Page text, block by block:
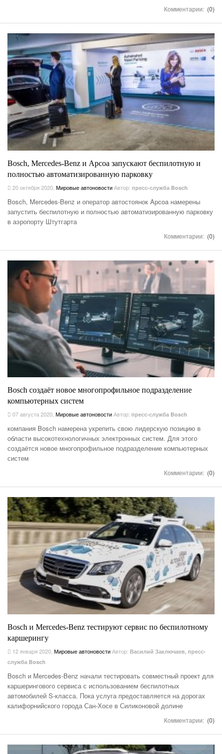
Комментарии: (0)
Bosch, Mercedes-Benz и Apcoa запускают беспилотную и
полностью автоматизированную парковку
20 октября 2020 Мировые автоновостиАвтор: пресс-служба Bosch
Bosch, Mercedes-Benz и оператор автостоянок Apcoa намерены
запустить беспилотную и полностью автоматизированную парковку
в аэропорту Штутгарта
Комментарии: (0)
Bosch создаёт новое многопрофильное подразделение
компьютерных систем
07 августа 2020, Мировые автоновостиАвтор: пресс-служба Bosch
компания Bosch намерена укрепить свою лидерскую позицию в
области высокотехнологичных электронных систем. Для этого
создаётся новое многопрофильное подразделение компьютерных
систем
Комментарии: (0)
Bosch и Mercedes-Benz тестируют сервис по беспилотному
каршерингу
12 января 2020 Мировые автоновостиАвтор: Василий Заключаев, пресс-
служба Bosch
Bosch и Mercedes-Benz начали тестировать совместный проект для
каршерингового сервиса с использованием беспилотных
автомобилей S-класса. Пока услуга предоставляется на дорогах
калифорнийского города Сан-Хосе в Силиконовой долине
Комментарии: (0)